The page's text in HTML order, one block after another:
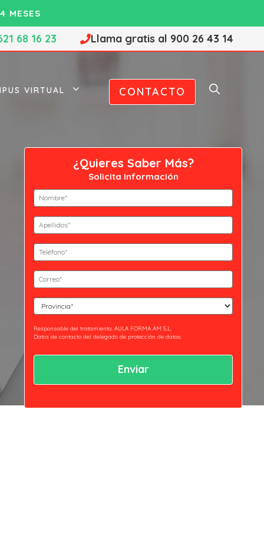
MESES
68 16 23 Llama gratis al 900 26 43 14
VIRTUAL CONTACTO
¿Quieres Saber Más?
Solicita Información
Nombre
Nombre
Apellidos
Apellidos
Teléfono
Email
Curso
Responsable del tratamiento: AULA FORMA AM S.L.
Datos de contacto del delegado de protección de datos:
Legitimación: Tratamientos sometidos al cumplimiento de obligación
Ejercicio de derechos: Acceder, revocar y rectificar sus datos. Así como